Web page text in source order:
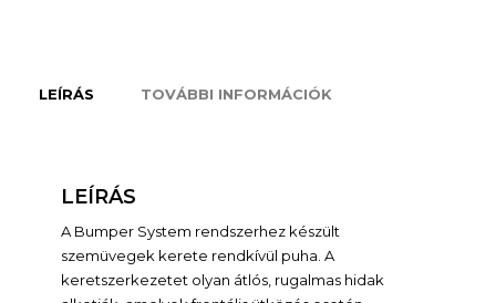
LEÍRÁS TOVÁBBI INFORMÁCIÓK
LEÍRÁS
A Bumper System rendszerhez készült
szemüvegek kerete rendkívül puha. A
keretszerkezetet olyan átlós, rugalmas hidak